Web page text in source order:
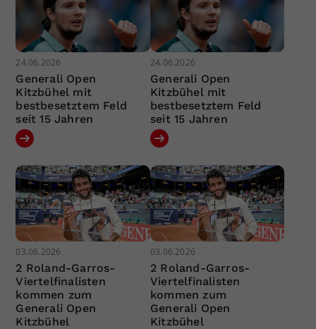
24.06.2026
Generali Open
Kitzbühel mit
bestbesetztem Feld
seit 15 Jahren
24.06.2026
Generali Open
Kitzbühel mit
bestbesetztem Feld
seit 15 Jahren
03.06.2026
2 Roland-Garros-
Viertelfinalisten
kommen zum
Generali Open
Kitzbühel
03.06.2026
2 Roland-Garros-
Viertelfinalisten
kommen zum
Generali Open
Kitzbühel